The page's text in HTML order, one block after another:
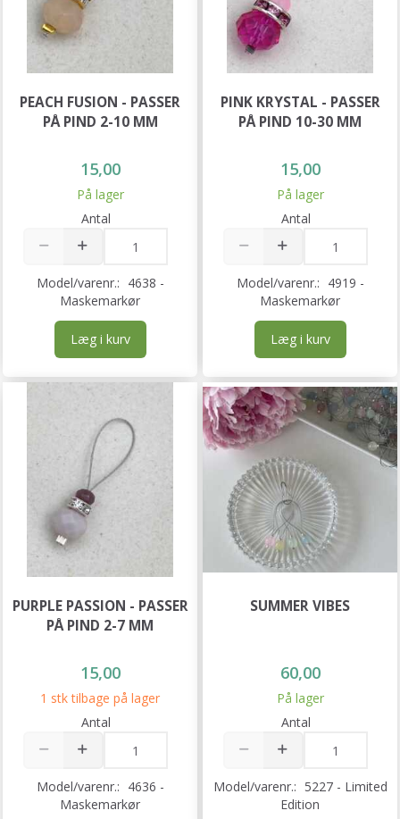
PEACH FUSION - PASSER
PÅ PIND 2-10 MM
15,00
På lager
Antal
Model/varenr.: 4638 -
Maskemarkør
Læg i kurv
PINK KRYSTAL - PASSER
PÅ PIND 10-30 MM
15,00
På lager
Antal
Model/varenr.: 4919 -
Maskemarkør
Læg i kurv
PURPLE PASSION - PASSER
PÅ PIND 2-7 MM
15,00
1 stk tilbage på lager
Antal
Model/varenr.: 4636 -
Maskemarkør
SUMMER VIBES
60,00
På lager
Antal
Model/varenr.: 5227 - Limited
Edition